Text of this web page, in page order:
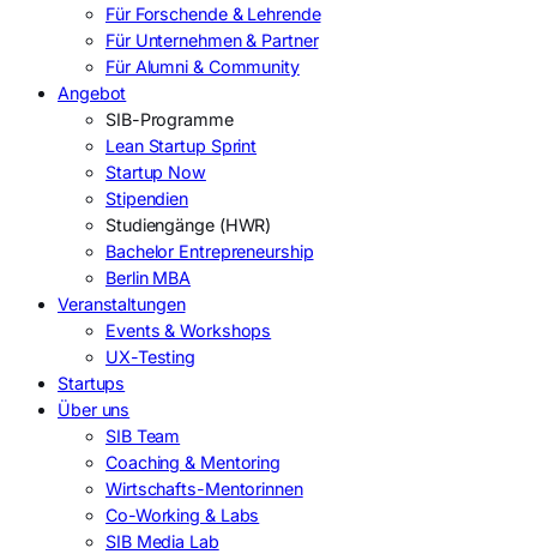
Für Forschende & Lehrende
Für Unternehmen & Partner
Für Alumni & Community
Angebot
SIB-Programme
Lean Startup Sprint
Startup Now
Stipendien
Studiengänge (HWR)
Bachelor Entrepreneurship
Berlin MBA
Veranstaltungen
Events & Workshops
UX-Testing
Startups
Über uns
SIB Team
Coaching & Mentoring
Wirtschafts-Mentorinnen
Co-Working & Labs
SIB Media Lab